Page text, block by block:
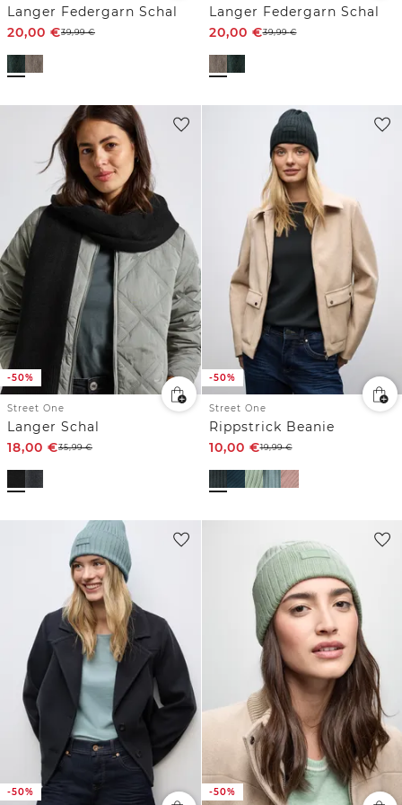
Langer Federgarn Schal
20,00 €39,99€
Langer Federgarn Schal
20,00 €39,99€
-50%
Street One
Langer Schal
18,00 €35,99€
-50%
Street One
Rippstrick Beanie
10,00 €19,99€
-50% -50%